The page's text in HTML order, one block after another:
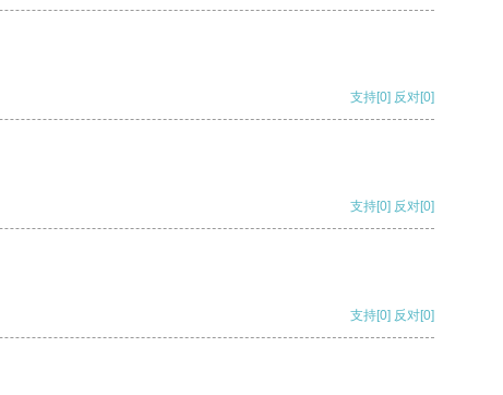
支持[0] 反对[0]
支持[0] 反对[0]
支持[0] 反对[0]